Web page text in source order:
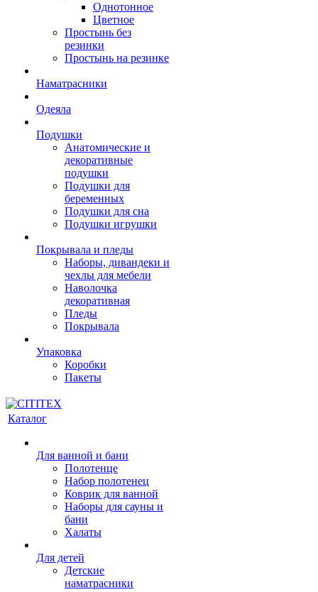
Однотонное
Цветное
Простынь без
резинки
Простынь на резинке
Наматрасники
Одеяла
Подушки
Анатомические и
декоративные
подушки
Подушки для
беременных
Подушки для сна
Подушки игрушки
Покрывала и пледы
Наборы, дивандеки и
чехлы для мебели
Наволочка
декоративная
Пледы
Покрывала
Упаковка
Коробки
Пакеты
Каталог
Для ванной и бани
Полотенце
Набор полотенец
Коврик для ванной
Наборы для сауны и
бани
Халаты
Для детей
Детские
наматрасники